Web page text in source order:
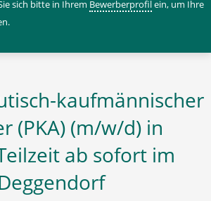
sich bitte in Ihrem Bewerberprofilein, um Ihre
kaufmännischer
(PKA) (m/w/d) in
ab sofort im